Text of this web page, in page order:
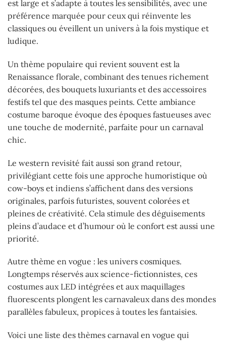
est large et s’adapte à toutes les sensibilités, avec une
préférence marquée pour ceux qui réinvente les
classiques ou éveillent un univers à la fois mystique et
ludique.
Un thème populaire qui revient souvent est la
Renaissance florale, combinant des tenues richement
décorées, des bouquets luxuriants et des accessoires
festifs tel que des masques peints. Cette ambiance
costume baroque évoque des époques fastueuses avec
une touche de modernité, parfaite pour un carnaval
chic.
Le western revisité fait aussi son grand retour,
privilégiant cette fois une approche humoristique où
cow-boys et indiens s’affichent dans des versions
originales, parfois futuristes, souvent colorées et
pleines de créativité. Cela stimule des déguisements
pleins d’audace et d’humour où le confort est aussi une
priorité.
Autre thème en vogue : les univers cosmiques.
Longtemps réservés aux science-fictionnistes, ces
costumes aux LED intégrées et aux maquillages
fluorescents plongent les carnavaleux dans des mondes
parallèles fabuleux, propices à toutes les fantaisies.
Voici une liste des thèmes carnaval en vogue qui